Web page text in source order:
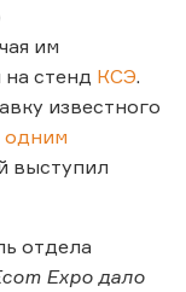
им
стенд КСЭ.
известного
выступил
отдела
Expo дало